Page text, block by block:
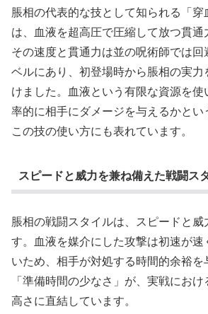
脹相の代表的な技として知られる「穿
は、血液を超高圧で圧縮して放つ貫通
その速度と貫通力は並の呪術師では回
ベルにあり、初登場時から脹相の実力
けました。血液という有限な資源を使
率的に相手にダメージを与えるかとい
この技の使い方にも表れています。
スピードと威力を兼ね備えた戦闘ス
脹相の戦闘スタイルは、スピードと
す。血液を媒介にした攻撃は初速が速
いため、相手が対処する時間的余裕を
「準備時間の少なさ」が、実戦にお
高さに直結しています。